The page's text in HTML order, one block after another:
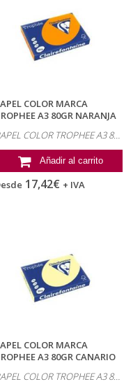
COLOR MARCA
A3 80GR NARANJA
PAPEL COLOR TROPHEE A3 80GR
Añadir al carrito
17,42€ + IVA
COLOR MARCA
A3 80GR CANARIO
PAPEL COLOR TROPHEE A3 80GR